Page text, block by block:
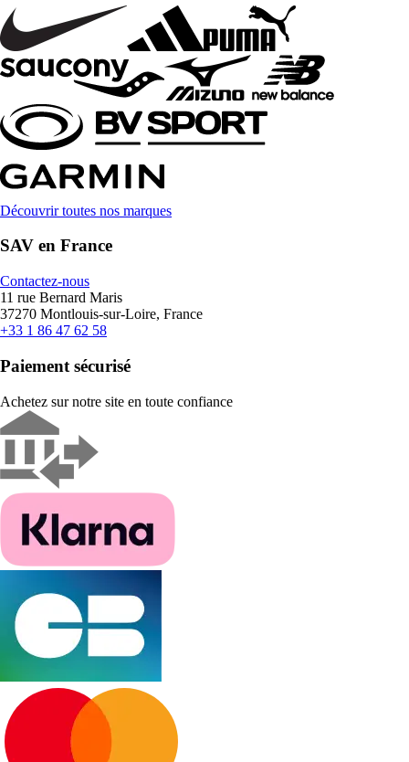
Découvrir toutes nos marques
SAV en France
Contactez-nous
11 rue Bernard Maris
37270 Montlouis-sur-Loire, France
+33 1 86 47 62 58
Paiement sécurisé
Achetez sur notre site en toute confiance